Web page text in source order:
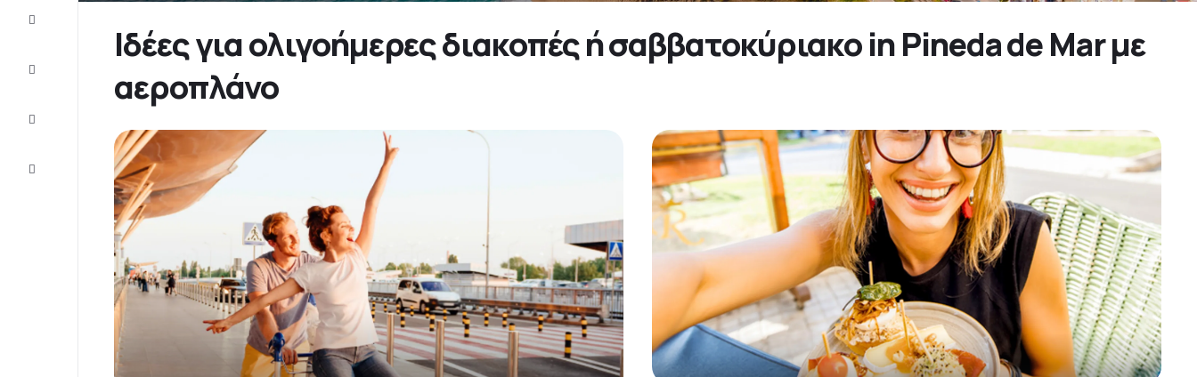
Eξυπηρέτηση
Ιδέες για ολιγοήμερες διακοπές ή σαββατοκύριακο in Pineda de Mar με
αεροπλάνο